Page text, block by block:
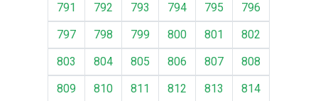
791
792 793 794 795
796
797
798 799 800 801
802
803
804 805 806 807
808
809
810 811 812 813 814